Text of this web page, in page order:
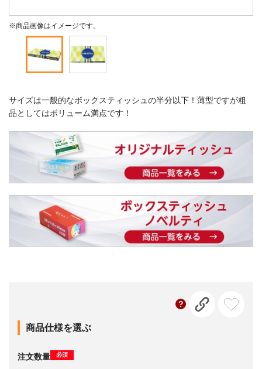
※商品画像はイメージです。
サイズは一般的なボックスティッシュの半分以下！薄型ですが粗
品としてはボリューム満点です！
商品仕様を選ぶ
注文数量 必須